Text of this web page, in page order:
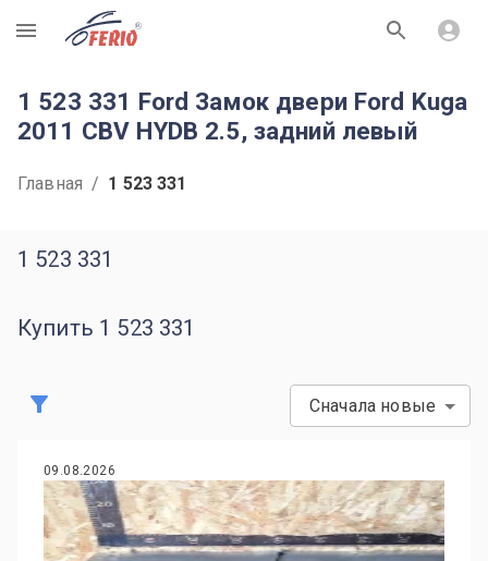
R
1 523 331 Ford Замок двери Ford Kuga
2011 CBV HYDB 2.5, задний левый
Главная / 1 523 331
1 523 331
Купить 1 523 331
Сначала новые
09.08.2026